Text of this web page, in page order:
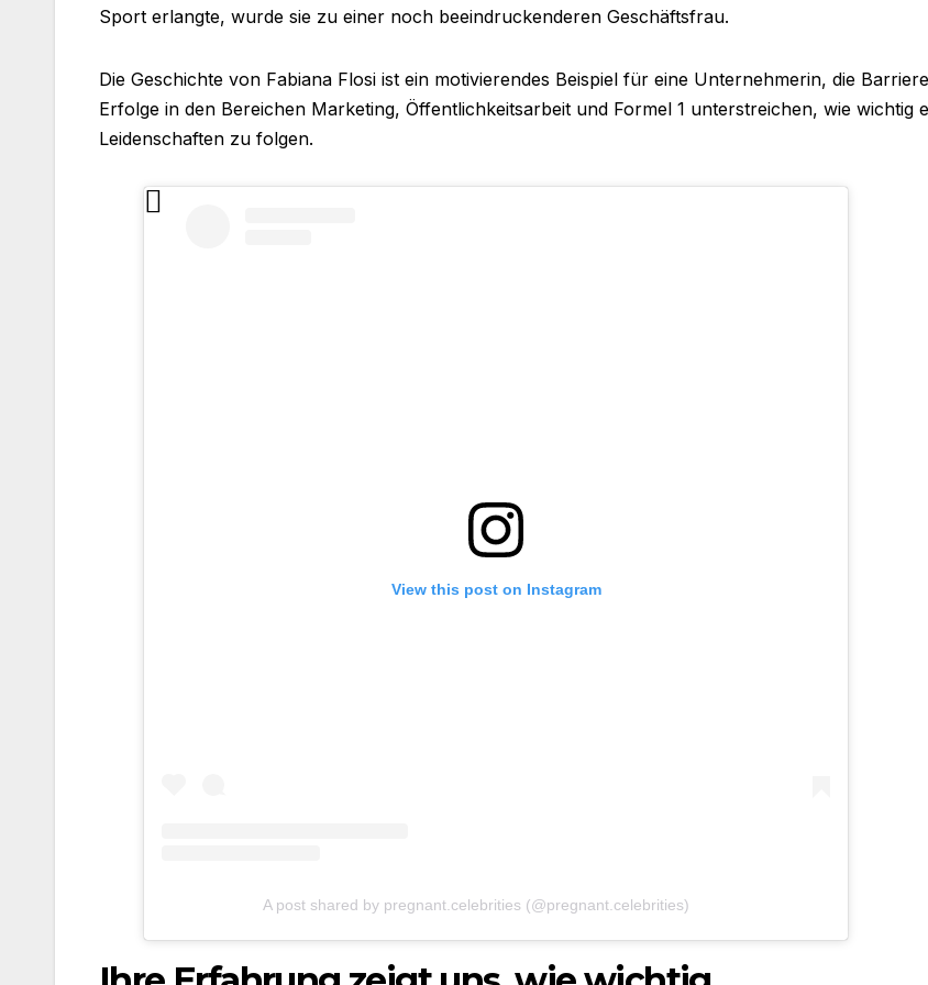
Sport erlangte, wurde sie zu einer noch beeindruckenderen Geschäftsfrau.
Die Geschichte von Fabiana Flosi ist ein motivierendes Beispiel für eine Unternehmerin, die
Erfolge in den Bereichen Marketing, Öffentlichkeitsarbeit und Formel 1 unterstreichen, wie wichtig
Leidenschaften zu folgen.
View this post on Instagram
A post shared by pregnant.celebrities (@pregnant.celebrities)